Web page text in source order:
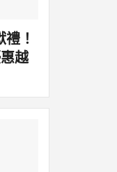
！
越